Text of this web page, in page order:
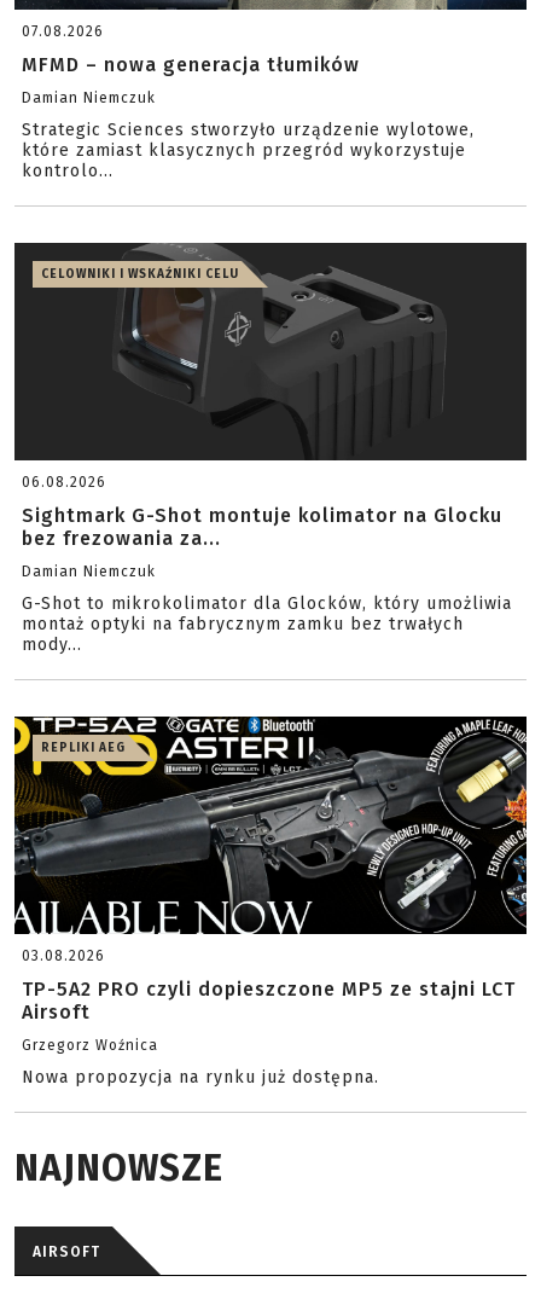
07.08.2026
MFMD – nowa generacja tłumików
Damian Niemczuk
Strategic Sciences stworzyło urządzenie wylotowe,
które zamiast klasycznych przegród wykorzystuje
kontrolo...
CELOWNIKI I WSKAŹNIKI CELU
06.08.2026
Sightmark G-Shot montuje kolimator na Glocku
bez frezowania za...
Damian Niemczuk
G-Shot to mikrokolimator dla Glocków, który umożliwia
montaż optyki na fabrycznym zamku bez trwałych
mody...
REPLIKI AEG
03.08.2026
TP-5A2 PRO czyli dopieszczone MP5 ze stajni LCT
Airsoft
Grzegorz Woźnica
Nowa propozycja na rynku już dostępna.
NAJNOWSZE
AIRSOFT